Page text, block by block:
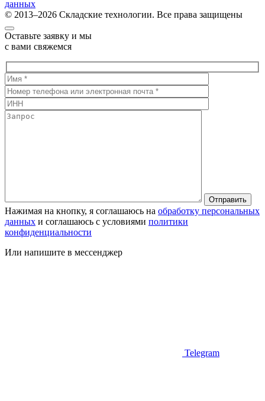
данных
© 2013–2026 Складские технологии. Все права защищены
Оставьте заявку и мы
с вами свяжемся
Нажимая на кнопку, я соглашаюсь на обработку персональных
данных и соглашаюсь с условиями политики
конфиденциальности
Или напишите в мессенджер
Telegram